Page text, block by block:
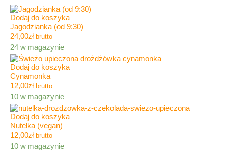
Dodaj do koszyka
Jagodzianka (od 9:30)
24,00zł brutto
24 w magazynie
Dodaj do koszyka
Cynamonka
12,00zł brutto
10 w magazynie
Dodaj do koszyka
Nutelka (vegan)
12,00zł brutto
10 w magazynie